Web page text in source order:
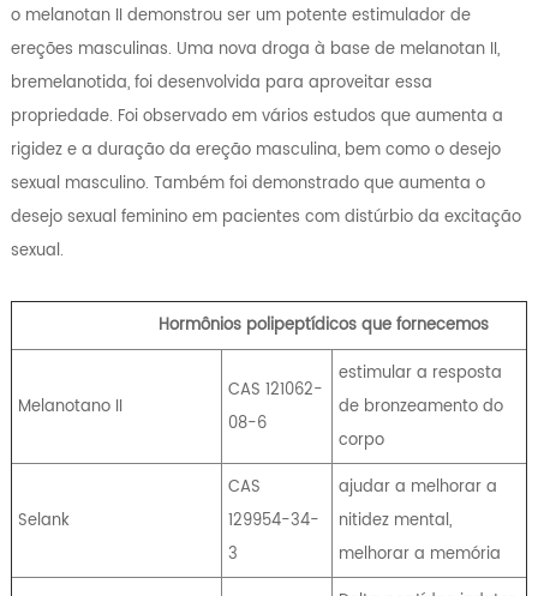
o melanotan II demonstrou ser um potente estimulador de
ereções masculinas. Uma nova droga à base de melanotan II,
bremelanotida, foi desenvolvida para aproveitar essa
propriedade. Foi observado em vários estudos que aumenta a
rigidez e a duração da ereção masculina, bem como o desejo
sexual masculino. Também foi demonstrado que aumenta o
desejo sexual feminino em pacientes com distúrbio da excitação
sexual.
Hormônios polipeptídicos que fornecemos
Melanotano II
CAS 121062-
08-6
estimular a resposta
de bronzeamento do
corpo
Selank
CAS
129954-34-
3
ajudar a melhorar a
nitidez mental,
melhorar a memória